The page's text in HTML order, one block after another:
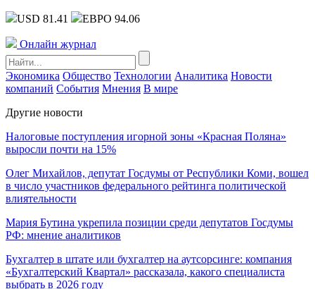
USD 81.41 ЕВРО 94.06
Онлайн журнал
Экономика Общество Технологии Аналитика Новости
компаний События Мнения В мире
Другие новости
Налоговые поступления игорной зоны «Красная Поляна»
выросли почти на 15%
Олег Михайлов, депутат Госдумы от Республики Коми, вошел
в число участников федерального рейтинга политической
влиятельности
Мария Бутина укрепила позиции среди депутатов Госдумы
РФ: мнение аналитиков
Бухгалтер в штате или бухгалтер на аутсорсинге: компания
«Бухгалтерский Квартал» рассказала, какого специалиста
выбрать в 2026 году